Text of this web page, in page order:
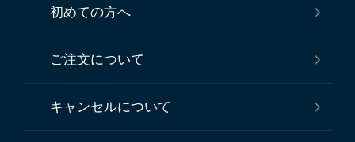
初めての方へ
ご注文について
キャンセルについて